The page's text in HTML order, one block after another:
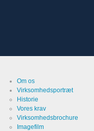
Om os
Virksomhedsportræt
Historie
Vores krav
Virksomhedsbrochure
Imagefilm